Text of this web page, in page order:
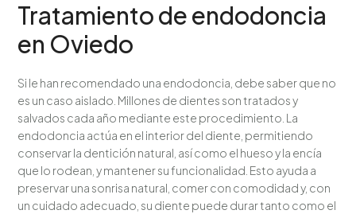
Tratamiento de endodoncia
en Oviedo
Si le han recomendado una endodoncia, debe saber que no
es un caso aislado. Millones de dientes son tratados y
salvados cada año mediante este procedimiento. La
endodoncia actúa en el interior del diente, permitiendo
conservar la dentición natural, así como el hueso y la encía
que lo rodean, y mantener su funcionalidad. Esto ayuda a
preservar una sonrisa natural, comer con comodidad y, con
un cuidado adecuado, su diente puede durar tanto como el